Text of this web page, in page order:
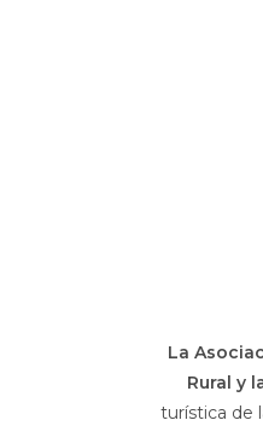
La
Rural y
turística de